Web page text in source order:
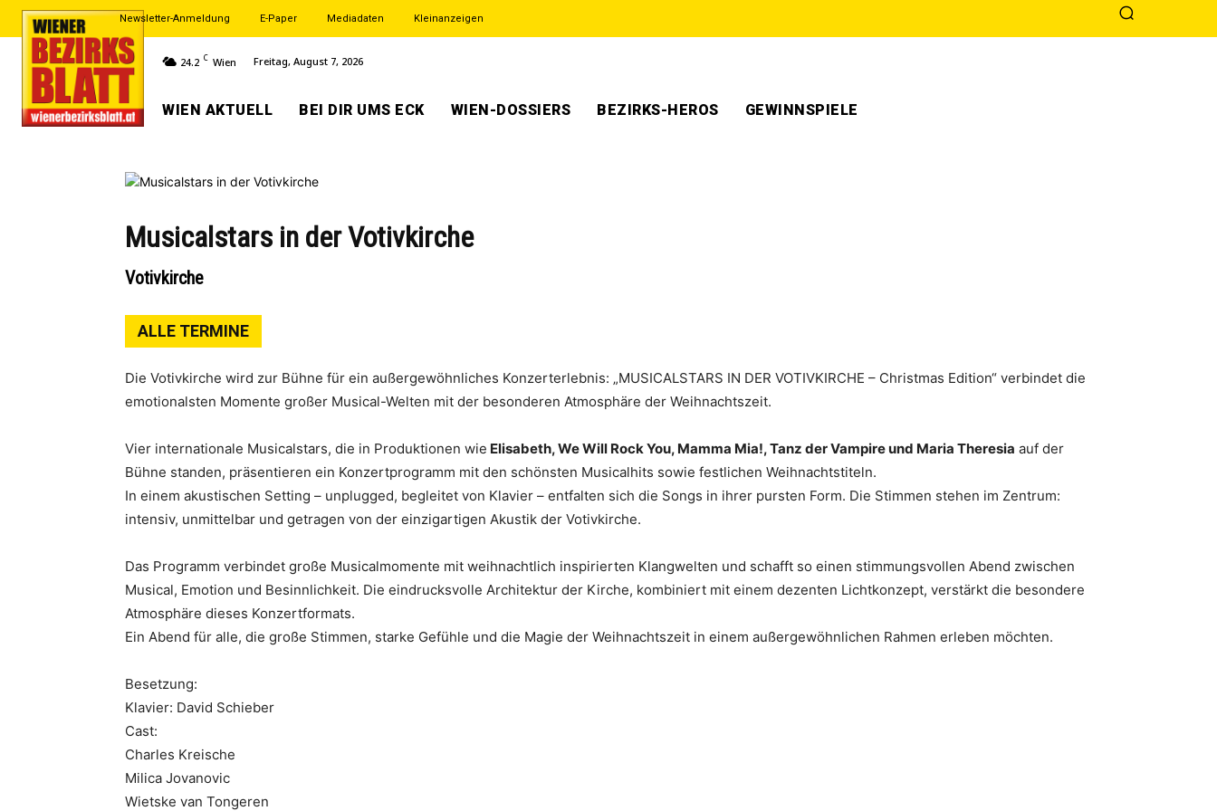
Newsletter-Anmeldung E-Paper Mediadaten Kleinanzeigen
24.2 C Wien Freitag, August 7, 2026
WIEN AKTUELL BEI DIR UMS ECK WIEN-DOSSIERS BEZIRKS-HEROS GEWINNSPIELE
Musicalstars in der Votivkirche
Votivkirche
ALLE TERMINE
Die Votivkirche wird zur Bühne für ein außergewöhnliches Konzerterlebnis: „MUSICALSTARS IN DER VOTIVKIRCHE – Christmas Edition“ verbindet die
emotionalsten Momente großer Musical-Welten mit der besonderen Atmosphäre der Weihnachtszeit.
Vier internationale Musicalstars, die in Produktionen wie Elisabeth, We Will Rock You, Mamma Mia!, Tanz der Vampire und Maria Theresia auf der
Bühne standen, präsentieren ein Konzertprogramm mit den schönsten Musicalhits sowie festlichen Weihnachtstiteln.
In einem akustischen Setting – unplugged, begleitet von Klavier – entfalten sich die Songs in ihrer pursten Form. Die Stimmen stehen im Zentrum:
intensiv, unmittelbar und getragen von der einzigartigen Akustik der Votivkirche.
Das Programm verbindet große Musicalmomente mit weihnachtlich inspirierten Klangwelten und schafft so einen stimmungsvollen Abend zwischen
Musical, Emotion und Besinnlichkeit. Die eindrucksvolle Architektur der Kirche, kombiniert mit einem dezenten Lichtkonzept, verstärkt die besondere
Atmosphäre dieses Konzertformats.
Ein Abend für alle, die große Stimmen, starke Gefühle und die Magie der Weihnachtszeit in einem außergewöhnlichen Rahmen erleben möchten.
Besetzung:
Klavier: David Schieber
Cast:
Charles Kreische
Milica Jovanovic
Wietske van Tongeren